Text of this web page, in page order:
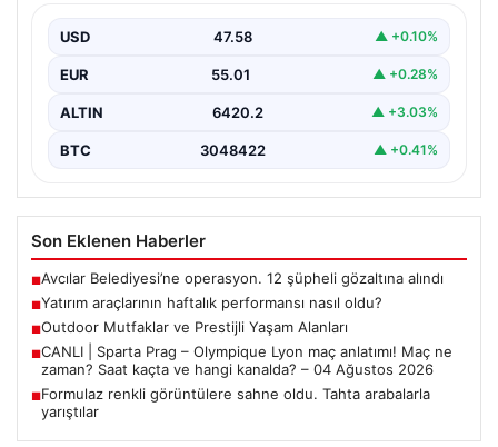
2026
USD 47.58 ▲ +0.10%
EUR 55.01 ▲ +0.28%
ALTIN 6420.2 ▲ +3.03%
BTC 3048422 ▲ +0.41%
Son Eklenen Haberler
■Avcılar Belediyesi’ne operasyon. 12 şüpheli gözaltına alındı
■Yatırım araçlarının haftalık performansı nasıl oldu?
■Outdoor Mutfaklar ve Prestijli Yaşam Alanları
■CANLI | Sparta Prag – Olympique Lyon maç anlatımı! Maç ne
zaman? Saat kaçta ve hangi kanalda? – 04 Ağustos 2026
■Formulaz renkli görüntülere sahne oldu. Tahta arabalarla
yarıştılar